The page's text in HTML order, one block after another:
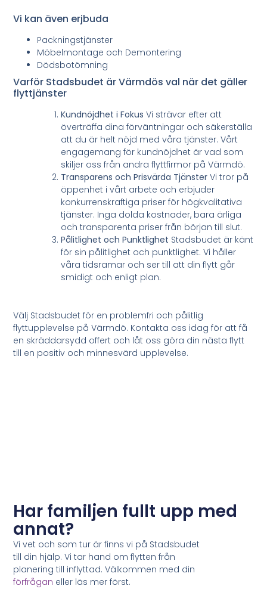
Vi kan även erjbuda
Packningstjänster
Möbelmontage och Demontering
Dödsbotömning
Varför Stadsbudet är Värmdös val när det gäller
flyttjänster
Kundnöjdhet i Fokus Vi strävar efter att
överträffa dina förväntningar och säkerställa
att du är helt nöjd med våra tjänster. Vårt
engagemang för kundnöjdhet är vad som
skiljer oss från andra flyttfirmor på Värmdö.
Transparens och Prisvärda Tjänster Vi tror på
öppenhet i vårt arbete och erbjuder
konkurrenskraftiga priser för högkvalitativa
tjänster. Inga dolda kostnader, bara ärliga
och transparenta priser från början till slut.
Pålitlighet och Punktlighet Stadsbudet är känt
för sin pålitlighet och punktlighet. Vi håller
våra tidsramar och ser till att din flytt går
smidigt och enligt plan.
Välj Stadsbudet för en problemfri och pålitlig
flyttupplevelse på Värmdö. Kontakta oss idag för att få
en skräddarsydd offert och låt oss göra din nästa flytt
till en positiv och minnesvärd upplevelse.
Har familjen fullt upp med
annat?
Vi vet och som tur är finns vi på Stadsbudet
till din hjälp. Vi tar hand om flytten från
planering till inflyttad. Välkommen med din
förfrågan eller läs mer först.